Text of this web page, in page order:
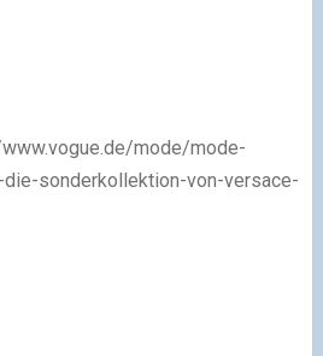
mode/mode-
sonderkollektion-von-versace-